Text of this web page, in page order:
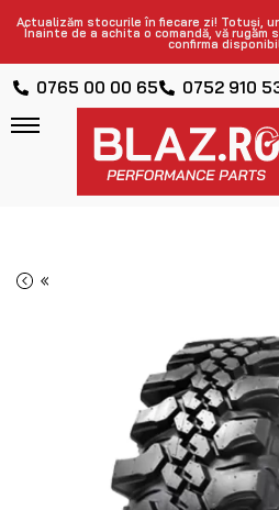
Actualizăm stocurile în fiecare zi! Totuși,
Înainte de a achita o comandă, vă rugăm
confirma
0765 00 00 65 0752 910
«